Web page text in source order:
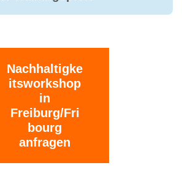
Nachhaltigke
itsworkshop
in
Freiburg/Fri
bourg
anfragen